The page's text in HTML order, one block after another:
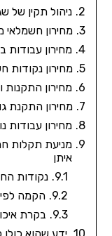
ניהול תקין של
מחירון חשמלאי
מחירון עבודות
מחירון נקודות
מחירון
מחירון התקנת
מחירון עבודות
מניעת תקלות
איתן
נקודות
הקמה לפי
בקרת